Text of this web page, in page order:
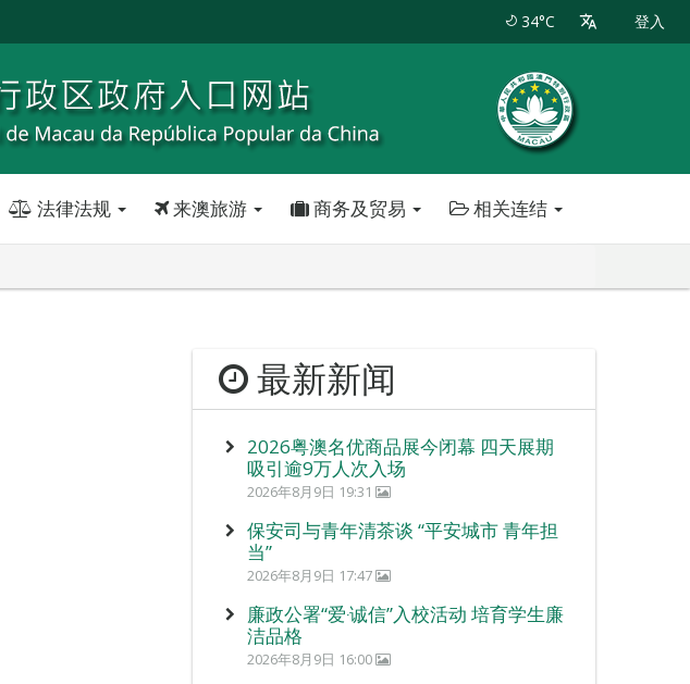
34°C 登入
法律法规 来澳旅游 商务及贸易 相关连结
最新新闻
2026粤澳名优商品展今闭幕 四天展期
吸引逾9万人次入场
2026年8月9日 19:31
保安司与青年清茶谈 “平安城市 青年担
当”
2026年8月9日 17:47
廉政公署“爱‧诚信”入校活动 培育学生廉
洁品格
2026年8月9日 16:00